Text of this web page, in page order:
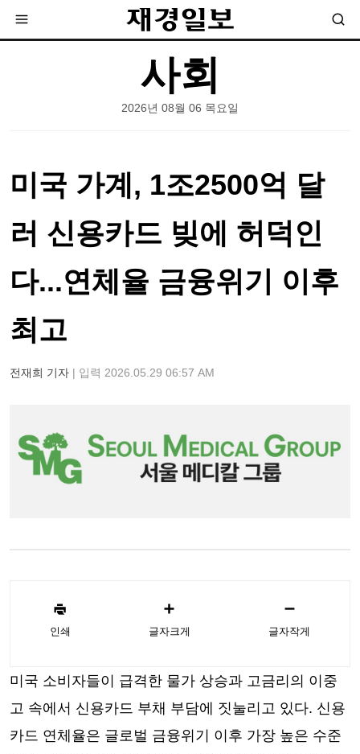
사회
2026년 08월 06 목요일
미국 가계, 1조2500억 달
러 신용카드 빚에 허덕인
다...연체율 금융위기 이후
최고
전재희 기자 | 입력 2026.05.29 06:57 AM
인쇄 글자크게 글자작게
미국 소비자들이 급격한 물가 상승과 고금리의 이중
고 속에서 신용카드 부채 부담에 짓눌리고 있다. 신용
카드 연체율은 글로벌 금융위기 이후 가장 높은 수준